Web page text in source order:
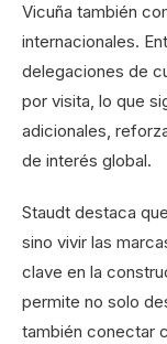
Vicuña también
internacionales.
delegaciones de
por visita, lo que
adicionales,
de interés global.
Staudt destaca
sino vivir las
clave en la
permite no solo
también conectar